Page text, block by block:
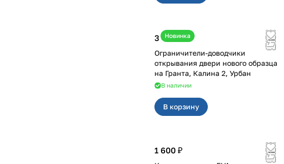
Новинка
3 400 ₽
Ограничители-доводчики
открывания двери нового образца
на Гранта, Калина 2, Урбан
В наличии
В корзину
1 600 ₽